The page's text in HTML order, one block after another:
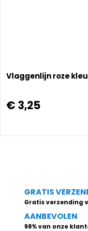
Vlaggenlijn roze
€ 3,25
GRATIS
Gratis verzending
AANBEVOLEN
98% van onze